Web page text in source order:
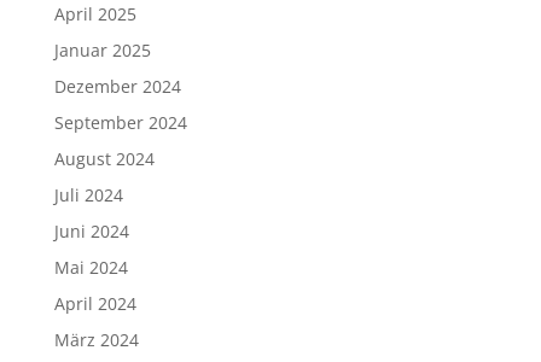
April 2025
Januar 2025
Dezember 2024
September 2024
August 2024
Juli 2024
Juni 2024
Mai 2024
April 2024
März 2024